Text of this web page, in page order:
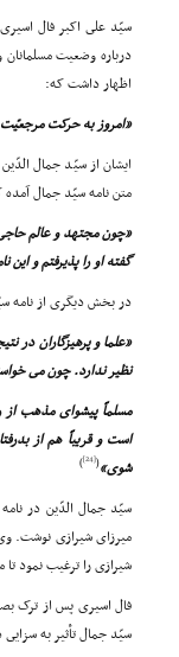
درباره وضعیت
اظهار داشت که:
«امروز به حرکت مرجعیّت
ایشان از سیّد جمال
متن نامه سیّد جمال
«چون مجتهد و عالم
گفته او را پذیرفتم و
در بخش دیگرى از نامه
«علما و پرهیزگاران در
نظیر ندارد. چون مى
مسلماً پیشواى مذهب از
است و قریباً هم از
شوى»(
[24]
)
سیّد جمال الدّین در
میرزاى شیرازى نوشت. وى
شیرازى را ترغیب نمود
فال اسیرى پس از ترک
سیّد جمال تأثیر به